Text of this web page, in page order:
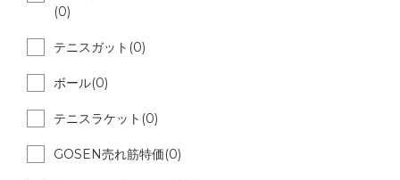
(0)
テニスガット(0)
ボール(0)
テニスラケット(0)
GOSEN売れ筋特価(0)